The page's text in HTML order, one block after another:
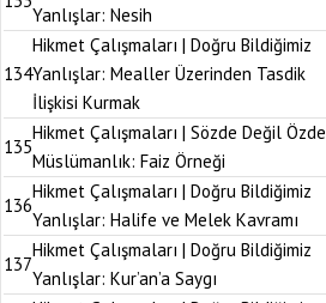
Yanlışlar: Nesih
134
Hikmet Çalışmaları | Doğru Bildiğimiz
Yanlışlar: Mealler Üzerinden Tasdik
İlişkisi Kurmak
135
Hikmet Çalışmaları | Sözde Değil Özde
Müslümanlık: Faiz Örneği
136
Hikmet Çalışmaları | Doğru Bildiğimiz
Yanlışlar: Halife ve Melek Kavramı
137
Hikmet Çalışmaları | Doğru Bildiğimiz
Yanlışlar: Kur’an’a Saygı